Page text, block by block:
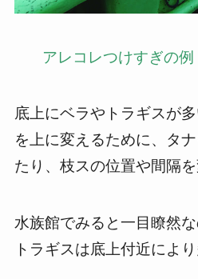
アレコレつけすぎの例
底上にベラやトラギスが
を上に変えるために、タ
たり、枝スの位置や間隔を
水族館でみると一目瞭然
トラギスは底上付近により